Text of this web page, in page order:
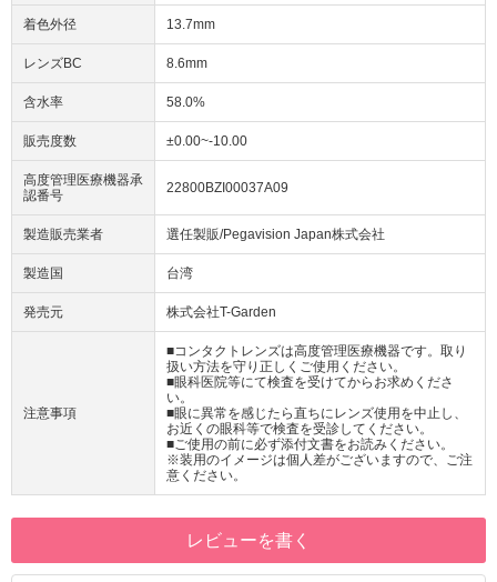
着色外径 13.7mm
レンズBC 8.6mm
含水率 58.0%
販売度数 ±0.00~-10.00
高度管理医療機器承
認番号
22800BZI00037A09
製造販売業者 選任製販/Pegavision Japan株式会社
製造国 台湾
発売元 株式会社T-Garden
注意事項
■コンタクトレンズは高度管理医療機器です。取り
扱い方法を守り正しくご使用ください。
■眼科医院等にて検査を受けてからお求めくださ
い。
■眼に異常を感じたら直ちにレンズ使用を中止し、
お近くの眼科等で検査を受診してください。
■ご使用の前に必ず添付文書をお読みください。
※装用のイメージは個人差がございますので、ご注
意ください。
レビューを書く